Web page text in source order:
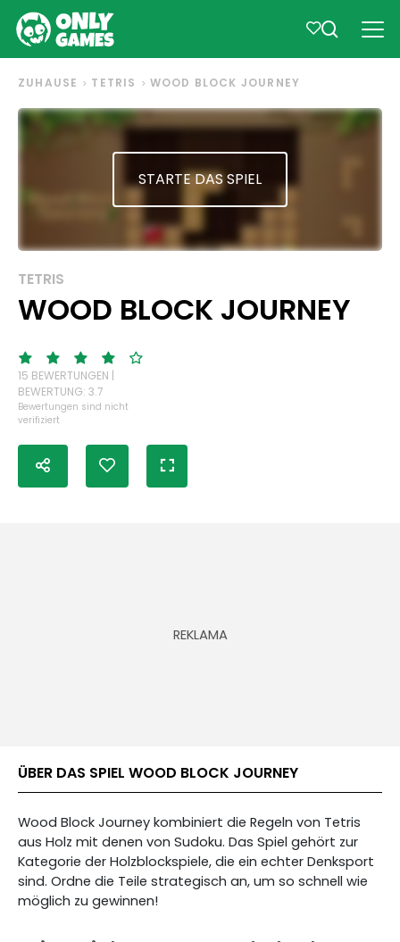
ZUHAUSE TETRIS WOOD BLOCK JOURNEY
STARTE DAS SPIEL
TETRIS
WOOD BLOCK JOURNEY
15 BEWERTUNGEN |
BEWERTUNG: 3.7
Bewertungen sind nicht
verifiziert
ÜBER DAS SPIEL WOOD BLOCK JOURNEY
Wood Block Journey kombiniert die Regeln von Tetris
aus Holz mit denen von Sudoku. Das Spiel gehört zur
Kategorie der Holzblockspiele, die ein echter Denksport
sind. Ordne die Teile strategisch an, um so schnell wie
möglich zu gewinnen!